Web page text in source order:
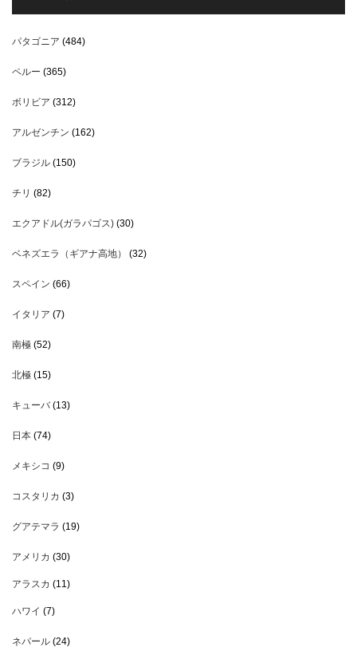
パタゴニア (484)
ペルー (365)
ボリビア (312)
アルゼンチン (162)
ブラジル (150)
チリ (82)
エクアドル(ガラパゴス) (30)
ベネズエラ（ギアナ高地） (32)
スペイン (66)
イタリア (7)
南極 (52)
北極 (15)
キューバ(13)
日本 (74)
メキシコ (9)
コスタリカ (3)
グアテマラ (19)
アメリカ (30)
アラスカ (11)
ハワイ (7)
ネパール (24)